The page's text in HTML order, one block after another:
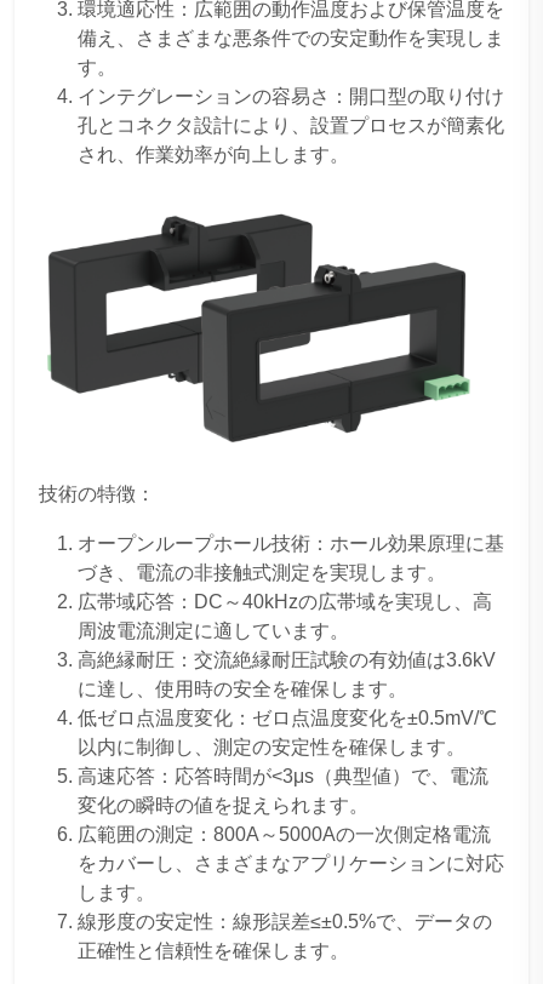
環境適応性：広範囲の動作温度および保管温度を
備え、さまざまな悪条件での安定動作を実現しま
す。
インテグレーションの容易さ：開口型の取り付け
孔とコネクタ設計により、設置プロセスが簡素化
され、作業効率が向上します。
技術の特徴：
オープンループホール技術：ホール効果原理に基
づき、電流の非接触式測定を実現します。
広帯域応答：DC～40kHzの広帯域を実現し、高
周波電流測定に適しています。
高絶縁耐圧：交流絶縁耐圧試験の有効値は3.6kV
に達し、使用時の安全を確保します。
低ゼロ点温度変化：ゼロ点温度変化を±0.5mV/℃
以内に制御し、測定の安定性を確保します。
高速応答：応答時間が<3μs（典型値）で、電流
変化の瞬時の値を捉えられます。
広範囲の測定：800A～5000Aの一次側定格電流
をカバーし、さまざまなアプリケーションに対応
します。
線形度の安定性：線形誤差≤±0.5%で、データの
正確性と信頼性を確保します。